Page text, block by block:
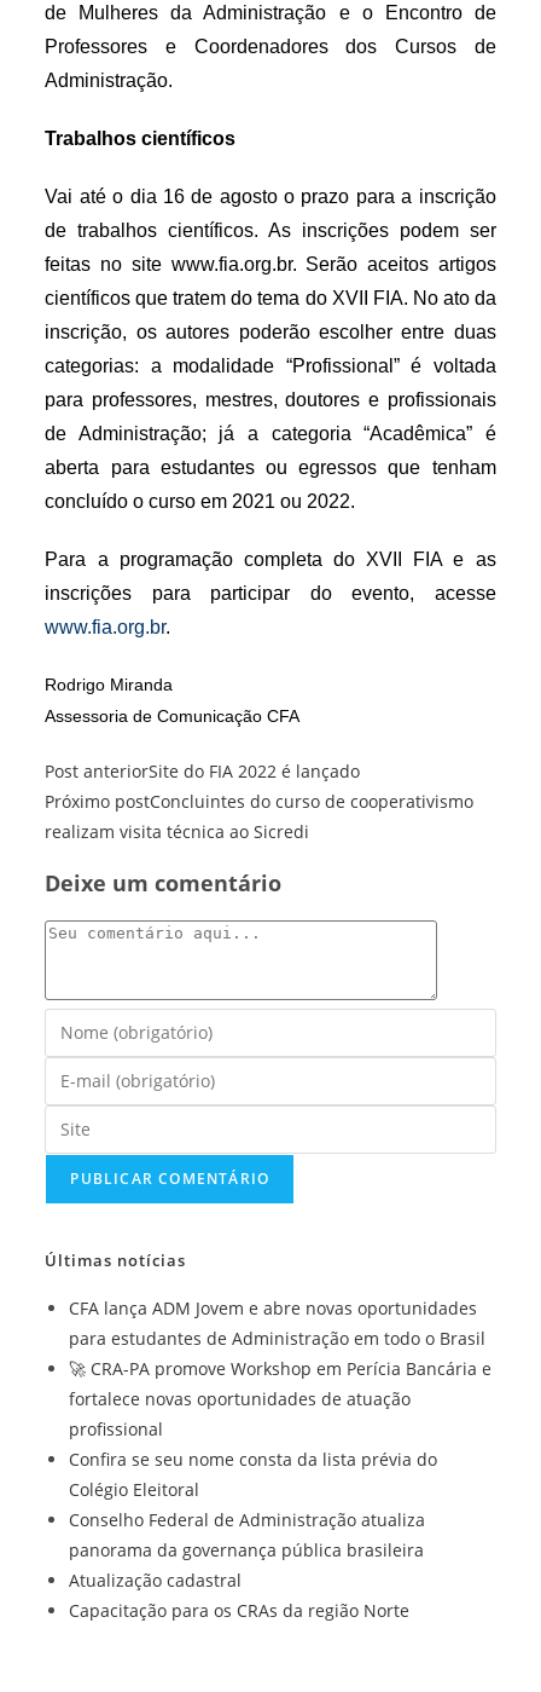
de Mulheres da Administração e o Encontro de
Professores e Coordenadores dos Cursos de
Administração.
Trabalhos científicos
Vai até o dia 16 de agosto o prazo para a inscrição
de trabalhos científicos. As inscrições podem ser
feitas no site www.fia.org.br. Serão aceitos artigos
científicos que tratem do tema do XVII FIA. No ato da
inscrição, os autores poderão escolher entre duas
categorias: a modalidade “Profissional” é voltada
para professores, mestres, doutores e profissionais
de Administração; já a categoria “Acadêmica” é
aberta para estudantes ou egressos que tenham
concluído o curso em 2021 ou 2022.
Para a programação completa do XVII FIA e as
inscrições para participar do evento, acesse
www.fia.org.br.
Rodrigo Miranda
Assessoria de Comunicação CFA
Leia
mais
artigos
Post anteriorSite do FIA 2022 é lançado
Próximo postConcluintes do curso de cooperativismo
realizam visita técnica ao Sicredi
Deixe um comentário
Comentário
Digite
seu
nome
ou
nome
usuário
comentar
Digite
seu
endereço
de
para
Digite
o
URL
do
site
(opcional)
Últimas notícias
CFA lança ADM Jovem e abre novas oportunidades
para estudantes de Administração em todo o Brasil
🚀 CRA-PA promove Workshop em Perícia Bancária e
fortalece novas oportunidades de atuação
profissional
Confira se seu nome consta da lista prévia do
Colégio Eleitoral
Conselho Federal de Administração atualiza
panorama da governança pública brasileira
Atualização cadastral
Capacitação para os CRAs da região Norte